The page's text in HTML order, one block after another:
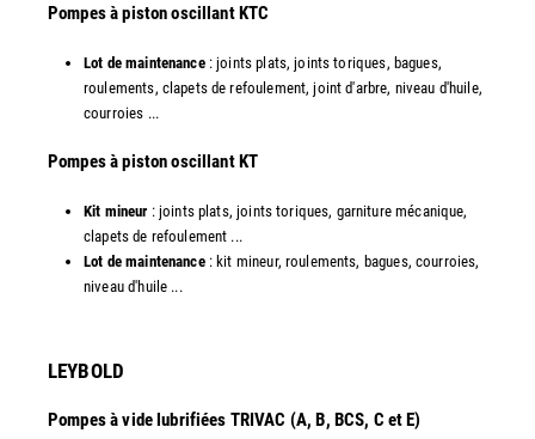
​Pompes à piston oscillant KTC
Lot de maintenance : joints plats, joints toriques, bagues,
roulements, clapets de refoulement, joint d'arbre, niveau d'huile,
courroies ...
​Pompes à piston oscillant KT
Kit mineur : joints plats, joints toriques, garniture mécanique,
clapets de refoulement ...
Lot de maintenance: kit mineur, roulements, bagues, courroies,
niveau d'huile ...​
LEYBOLD
Pompes à vide lubrifiées TRIVAC (A, B, BCS, C et E)